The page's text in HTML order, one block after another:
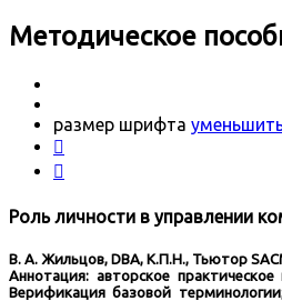
Методическое
размер шрифта


Роль личности в управлении
В. А. Жильцов, DBA, К.П.Н., Тьютор
Аннотация: авторское
Верификация базовой